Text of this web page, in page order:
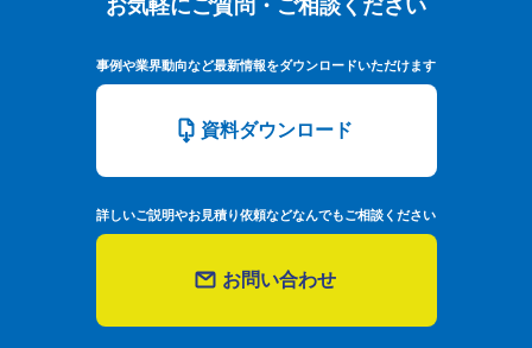
お気軽にご質問・ご相談ください
事例や業界動向など最新情報をダウンロードいただけます
資料ダウンロード
詳しいご説明やお見積り依頼などなんでもご相談ください
お問い合わせ